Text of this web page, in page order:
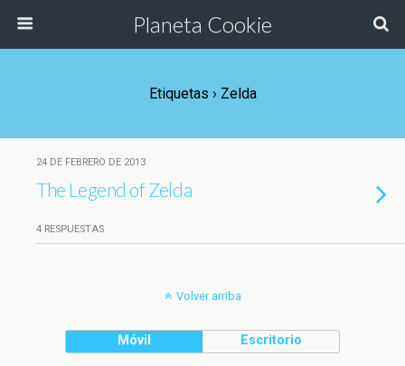
Planeta Cookie
Etiquetas › Zelda
24 DE FEBRERO DE 2013
The Legend of Zelda
4 RESPUESTAS
Volver arriba
Móvil Escritorio